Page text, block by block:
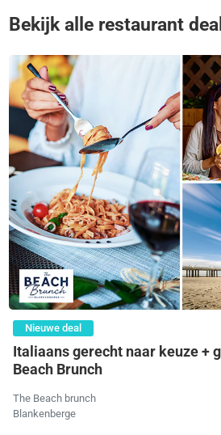
Bekijk alle restaurant
Nieuwe deal
Italiaans gerecht naar keuze +
Beach Brunch
The Beach brunch
Blankenberge